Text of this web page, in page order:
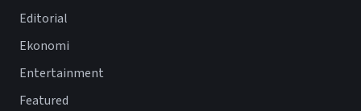
Editorial
Ekonomi
Entertainment
Featured